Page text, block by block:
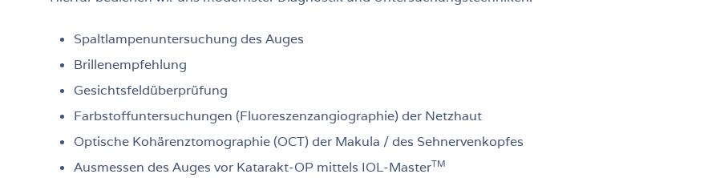
Spaltlampenuntersuchung des Auges
Brillenempfehlung
Gesichtsfeldüberprüfung
Farbstoffuntersuchungen (Fluoreszenzangiographie) der Netzhaut
Optische Kohärenztomographie (OCT) der Makula / des Sehnervenkopfes
Ausmessen des Auges vor Katarakt-OP mittels IOL-MasterTM